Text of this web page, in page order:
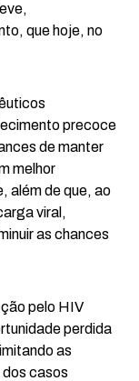
que hoje, no
precoce
de manter
melhor
além de que, ao
viral,
as chances
pelo HIV
perdida
as
casos